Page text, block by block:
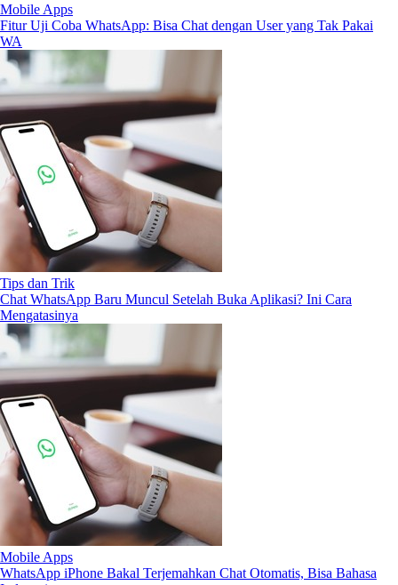
Mobile Apps
Fitur Uji Coba WhatsApp: Bisa Chat dengan User yang Tak Pakai
WA
Tips dan Trik
Chat WhatsApp Baru Muncul Setelah Buka Aplikasi? Ini Cara
Mengatasinya
Mobile Apps
WhatsApp iPhone Bakal Terjemahkan Chat Otomatis, Bisa Bahasa